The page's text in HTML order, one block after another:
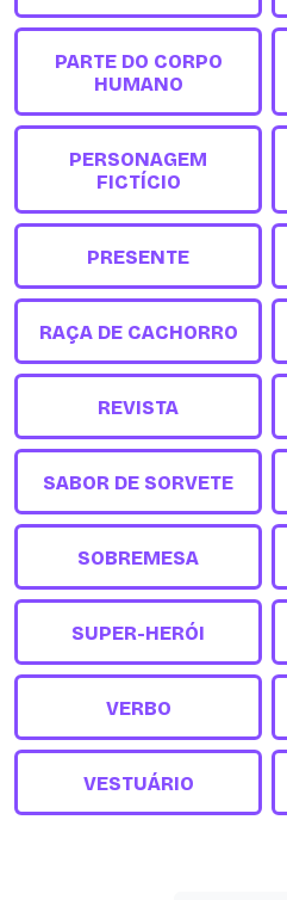
PARTE DO CORPO
HUMANO
PERSONAGEM
FICTÍCIO
PRESENTE
RAÇA DE CACHORRO
REVISTA
SABOR DE SORVETE
SOBREMESA
SUPER-HERÓI
VERBO
VESTUÁRIO